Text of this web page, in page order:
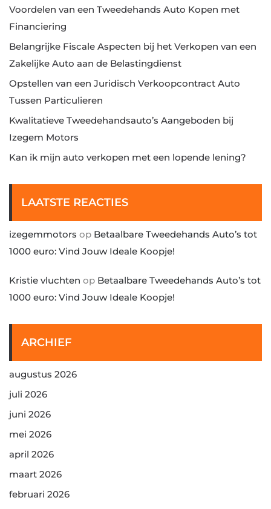
Voordelen van een Tweedehands Auto Kopen met
Financiering
Belangrijke Fiscale Aspecten bij het Verkopen van een
Zakelijke Auto aan de Belastingdienst
Opstellen van een Juridisch Verkoopcontract Auto
Tussen Particulieren
Kwalitatieve Tweedehandsauto’s Aangeboden bij
Izegem Motors
Kan ik mijn auto verkopen met een lopende lening?
LAATSTE REACTIES
izegemmotors op Betaalbare Tweedehands Auto’s tot
1000 euro: Vind Jouw Ideale Koopje!
Kristie vluchten op Betaalbare Tweedehands Auto’s tot
1000 euro: Vind Jouw Ideale Koopje!
ARCHIEF
augustus 2026
juli 2026
juni 2026
mei 2026
april 2026
maart 2026
februari 2026